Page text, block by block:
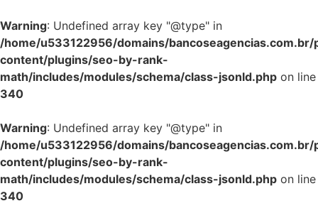
Warning: Undefined array key "@type" in
/home/u533122956/domains/
content/plugins/seo-by-rank-
math/includes/modules/schema/class-jsonld.php on line
340
Warning: Undefined array key "@type" in
/home/u533122956/domains/
content/plugins/seo-by-rank-
math/includes/modules/schema/class-jsonld.php on line
340